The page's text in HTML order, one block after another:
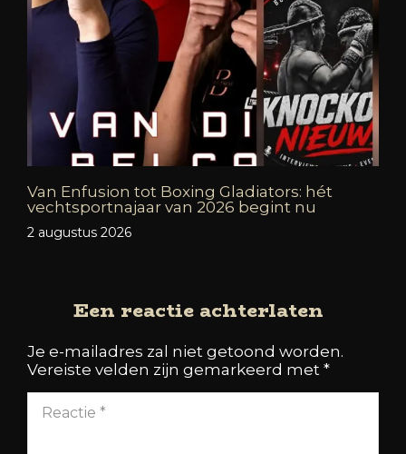
Van Enfusion tot Boxing Gladiators: hét
vechtsportnajaar van 2026 begint nu
2 augustus 2026
Een reactie achterlaten
Je e-mailadres zal niet getoond worden.
Vereiste velden zijn gemarkeerd met *